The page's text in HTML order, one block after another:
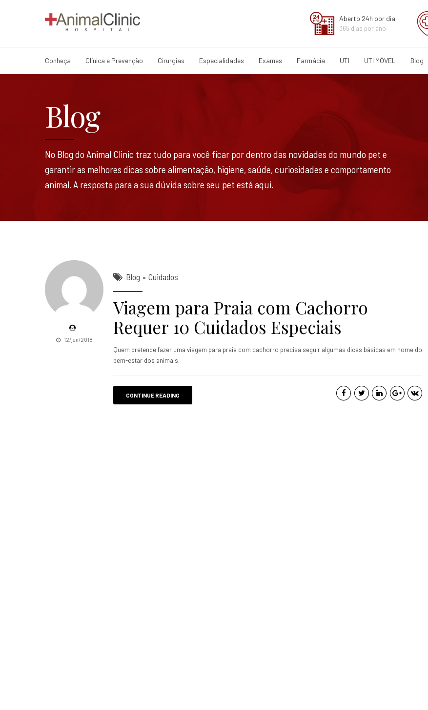
Aberto 24h por dia
365 dias por ano
Conheça Clínica e Prevenção Cirurgias Especialidades Exames Farmácia UTI UTI MÓVEL Blog
Blog
No Blog do Animal Clinic traz tudo para você ficar por dentro das novidades do mundo pet e
garantir as melhores dicas sobre alimentação, higiene, saúde, curiosidades e comportamento
animal. A resposta para a sua dúvida sobre seu pet está aqui.
12/jan/2018
Blog Cuidados
Viagem para Praia com Cachorro
Requer 10 Cuidados Especiais
Quem pretende fazer uma viagem para praia com cachorro precisa seguir algumas dicas básicas em nome do
bem-estar dos animais.
CONTINUE READING